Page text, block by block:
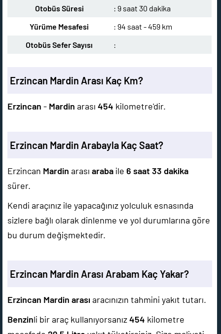
Otobüs Süresi
: 9 saat 30 dakika
Yürüme Mesafesi
: 94 saat - 459 km
Otobüs Sefer Sayısı
:
Erzincan Mardin Arası Kaç Km?
Erzincan - Mardin arası 454 kilometre'dir.
Erzincan Mardin Arabayla Kaç Saat?
Erzincan Mardin arası araba ile 6 saat 33 dakika
sürer.
Kendi araçınız ile yapacağınız yolculuk esnasında
sizlere bağlı olarak dinlenme ve yol durumlarına göre
bu durum değişmektedir.
Erzincan Mardin Arası Arabam Kaç Yakar?
Erzincan Mardin arasıaracınızın tahmini yakıt tutarı.
Benzinli bir araç kullanıyorsanız454 kilometre